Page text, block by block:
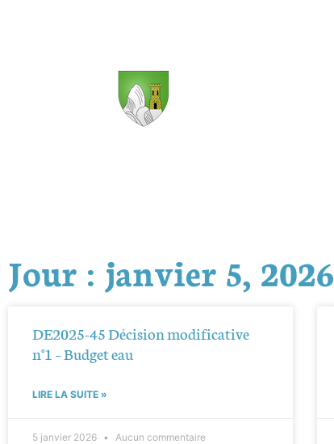
Jour : janvier 5, 2026
DE2025-45 Décision modificative
n°1 – Budget eau
LIRE LA SUITE »
5 janvier 2026 Aucun commentaire